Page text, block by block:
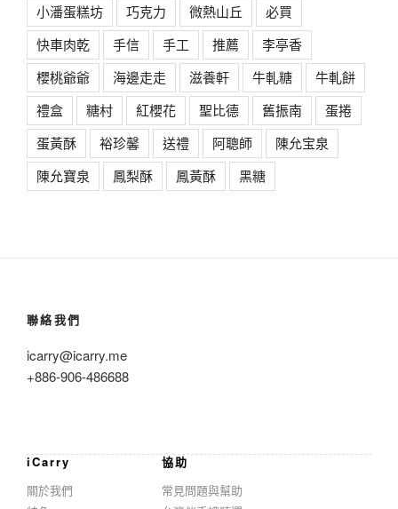
小潘蛋糕坊
巧克力 微熱山丘
必買
快車肉乾
手信 手工 推薦
李亭香
櫻桃爺爺
海邊走走 滋養軒 牛軋糖
牛軋餅
禮盒
糖村 紅櫻花 聖比德 舊振南
蛋捲
蛋黃酥
裕珍馨 送禮 阿聰師
陳允宝泉
陳允寶泉
鳳梨酥 鳳黃酥 黑糖
聯絡我們
icarry@icarry.me
+886-906-486688
iCarry
關於我們
協助
常見問題與幫助